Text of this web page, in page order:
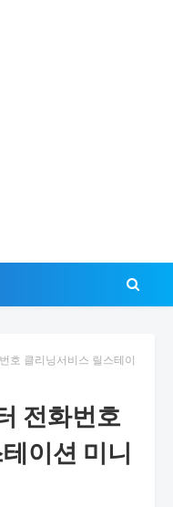
호 클리닝서비스 릴스테이
전화번호
이션 미니